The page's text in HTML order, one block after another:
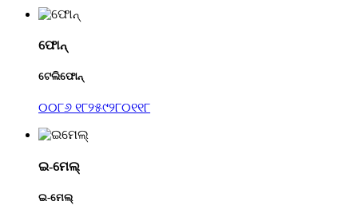
ଫୋନ୍
ଟେଲିଫୋନ୍
୦୦୮୬ ୧୮୨୫୯୨୮୦୧୧୮
ଇ-ମେଲ୍
ଇ-ମେଲ୍